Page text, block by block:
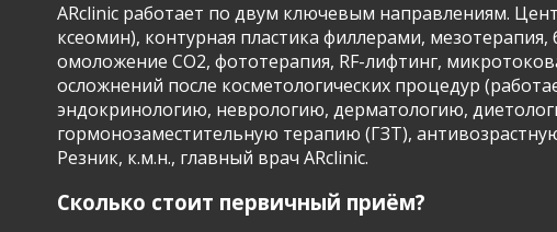
ARclinic работает по двум ключевым направлениям.
ксеомин), контурная пластика филлерами,
омоложение CO2, фототерапия, RF-лифтинг,
осложнений после косметологических процедур
эндокринологию, неврологию, дерматологию,
гормонозаместительную терапию (ГЗТ),
Резник, к.м.н., главный врач ARclinic.
Сколько стоит первичный приём?